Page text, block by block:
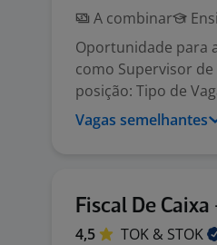
A combinar
Oportunidade para
como Supervisor
posição: Tipo de
Vagas semelhantes
Fiscal De
4,5 TOK & STOK